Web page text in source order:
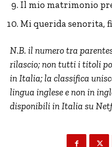
Il mio matrimonio
Mi querida senorita,
N.B. il numero tra
rilascio; non tutti i titoli
in Italia; la classifica
lingua inglese e non in
disponibili in Italia su